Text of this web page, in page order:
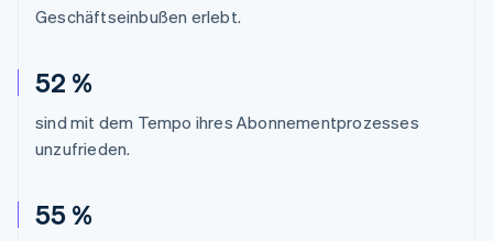
Geschäftseinbußen erlebt.
52 %
sind mit dem Tempo ihres Abonnementprozesses
unzufrieden.
55 %